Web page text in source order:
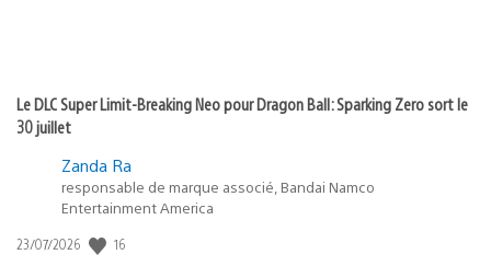
Le DLC Super Limit-Breaking Neo pour Dragon Ball: Sparking Zero sort le
30 juillet
Zanda Ra
responsable de marque associé, Bandai Namco
Entertainment America
Date
23/07/2026 16